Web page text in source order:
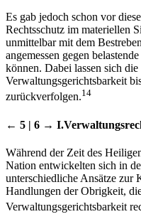
Es gab jedoch schon vor
Rechtsschutz im materiellen
unmittelbar mit dem
angemessen gegen
können. Dabei lassen sich
Verwaltungsgerichtsbarkeit
zurückverfolgen.14
← 5 | 6 → I.
Während der Zeit des
Nation entwickelten sich in
unterschiedliche Ansätze zur
Handlungen der Obrigkeit,
Verwaltungsgerichtsbarkeit